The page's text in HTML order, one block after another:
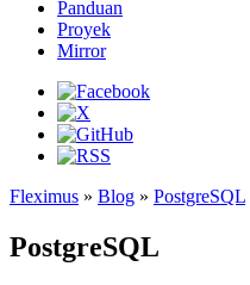
Panduan
Proyek
Mirror
Fleximus » Blog » PostgreSQL
PostgreSQL